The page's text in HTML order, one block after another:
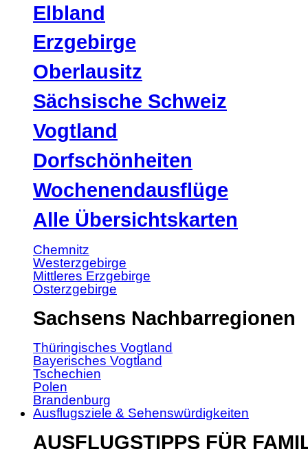
Elbland
Erzgebirge
Oberlausitz
Sächsische Schweiz
Vogtland
Dorfschönheiten
Wochenendausflüge
Alle Übersichtskarten
Chemnitz
Westerzgebirge
Mittleres Erzgebirge
Osterzgebirge
Sachsens Nachbarregionen
Thüringisches Vogtland
Bayerisches Vogtland
Tschechien
Polen
Brandenburg
Ausflugsziele & Sehenswürdigkeiten
AUSFLUGSTIPPS FÜR